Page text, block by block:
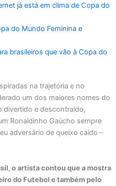
já está em clima de Copa do
do Mundo Feminina e
brasileiros que vão à Copa do
na trajetória e no
um dos maiores nomes do
divertido e descontraído,
Ronaldinho Gaúcho sempre
adversário de queixo caído –
o artista contou que a mostra
do Futebol e também pelo